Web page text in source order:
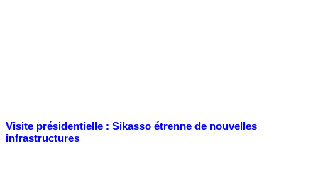
Visite présidentielle : Sikasso étrenne de nouvelles
infrastructures